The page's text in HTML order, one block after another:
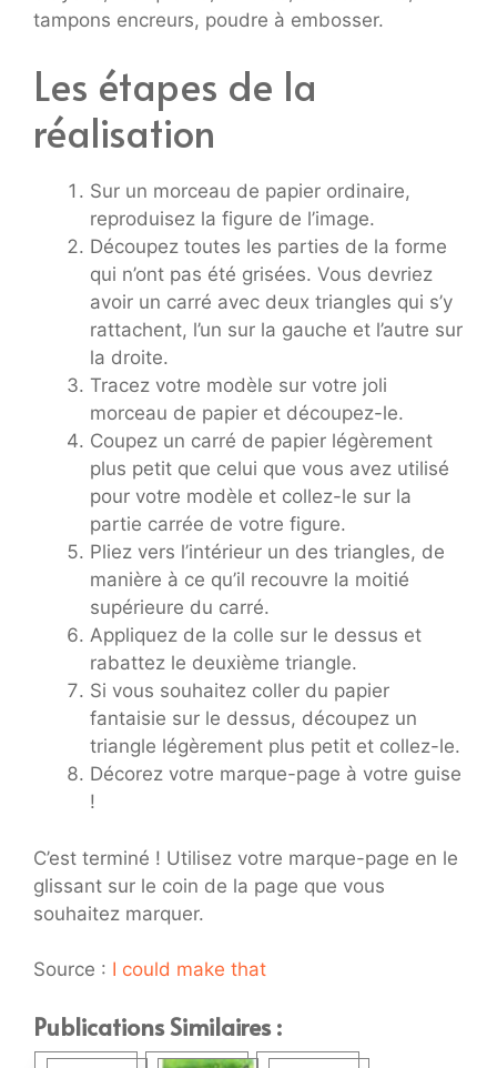
tampons encreurs, poudre à embosser.
Les étapes de la
réalisation
Sur un morceau de papier ordinaire,
reproduisez la figure de l’image.
Découpez toutes les parties de la forme
qui n’ont pas été grisées. Vous devriez
avoir un carré avec deux triangles qui s’y
rattachent, l’un sur la gauche et l’autre sur
la droite.
Tracez votre modèle sur votre joli
morceau de papier et découpez-le.
Coupez un carré de papier légèrement
plus petit que celui que vous avez utilisé
pour votre modèle et collez-le sur la
partie carrée de votre figure.
Pliez vers l’intérieur un des triangles, de
manière à ce qu’il recouvre la moitié
supérieure du carré.
Appliquez de la colle sur le dessus et
rabattez le deuxième triangle.
Si vous souhaitez coller du papier
fantaisie sur le dessus, découpez un
triangle légèrement plus petit et collez-le.
Décorez votre marque-page à votre guise
!
C’est terminé ! Utilisez votre marque-page en le
glissant sur le coin de la page que vous
souhaitez marquer.
Source : I could make that
Publications Similaires :